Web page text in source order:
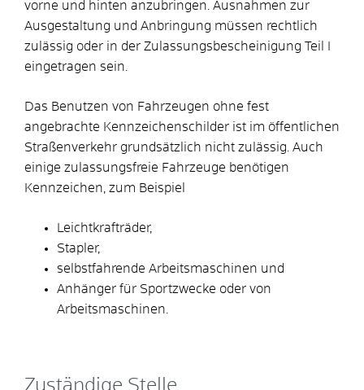
vorne und hinten anzubringen. Ausnahmen zur
Ausgestaltung und Anbringung müssen rechtlich
zulässig oder in der Zulassungsbescheinigung Teil I
eingetragen sein.
Das Benutzen von Fahrzeugen ohne fest
angebrachte Kennzeichenschilder ist im öffentlichen
Straßenverkehr grundsätzlich nicht zulässig. Auch
einige zulassungsfreie Fahrzeuge benötigen
Kennzeichen, zum Beispiel
Leichtkrafträder,
Stapler,
selbstfahrende Arbeitsmaschinen und
Anhänger für Sportzwecke oder von
Arbeitsmaschinen.
Zuständige Stelle